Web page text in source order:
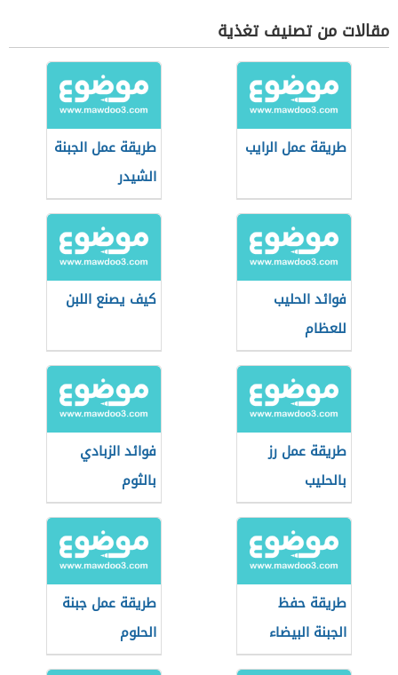
مقالات من تصنيف تغذية
طريقة عمل الرايب
طريقة عمل الجبنة
الشيدر
فوائد الحليب
للعظام
كيف يصنع اللبن
طريقة عمل رز
بالحليب
فوائد الزبادي
بالثوم
طريقة حفظ
الجبنة البيضاء
طريقة عمل جبنة
الحلوم